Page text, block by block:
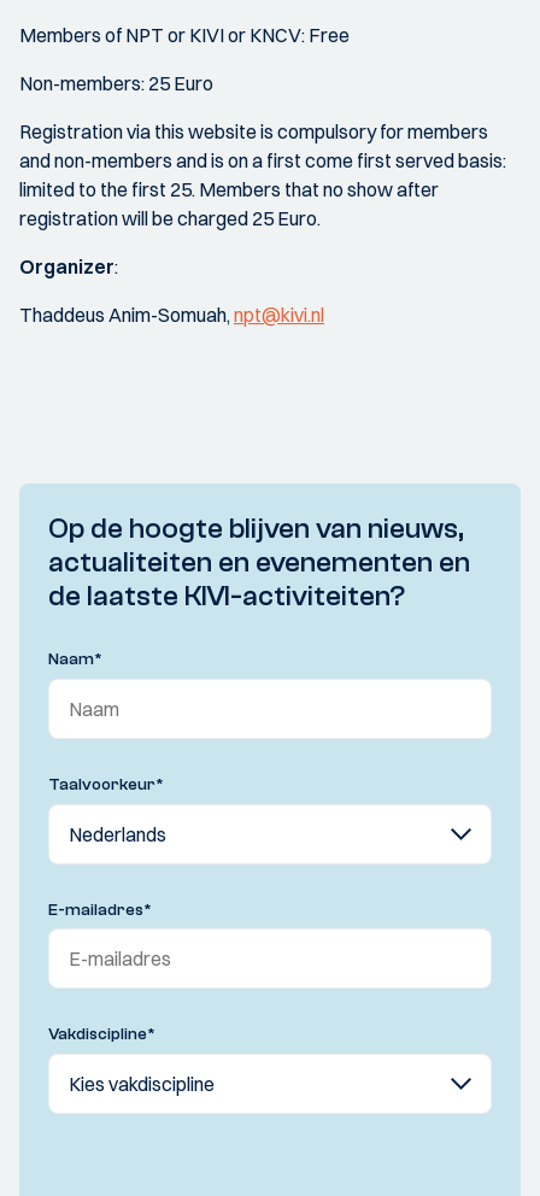
Members of NPT or KIVI or KNCV: Free
Non-members: 25 Euro
Registration via this website is compulsory for members
and non-members and is on a first come first served basis:
limited to the first 25. Members that no show after
registration will be charged 25 Euro.
Organizer:
Thaddeus Anim-Somuah,npt@kivi.nl
Op de hoogte blijven van nieuws,
actualiteiten en evenementen en
de laatste KIVI-activiteiten?
Naam*
Taalvoorkeur*
E-mailadres*
Vakdiscipline*